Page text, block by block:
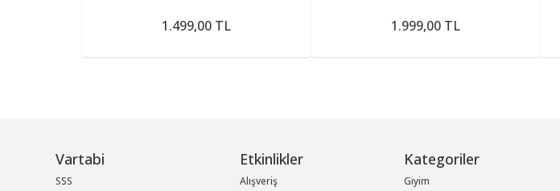
1.499,00 TL 1.999,00 TL
Vartabi
SSS
Etkinlikler
Alışveriş
Kategoriler
Giyim